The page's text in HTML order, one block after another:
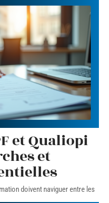
et Qualiopi
et
doivent naviguer entre les